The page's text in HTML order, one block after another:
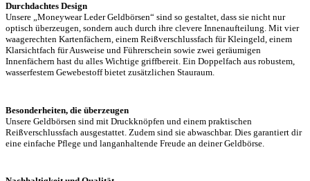
Durchdachtes Design
Unsere „Moneywear Leder Geldbörsen“ sind so gestaltet, dass sie nicht nur
optisch überzeugen, sondern auch durch ihre clevere Innenaufteilung. Mit vier
waagerechten Kartenfächern, einem Reißverschlussfach für Kleingeld, einem
Klarsichtfach für Ausweise und Führerschein sowie zwei geräumigen
Innenfächern hast du alles Wichtige griffbereit. Ein Doppelfach aus robustem,
wasserfestem Gewebestoff bietet zusätzlichen Stauraum.
Besonderheiten, die überzeugen
Unsere Geldbörsen sind mit Druckknöpfen und einem praktischen
Reißverschlussfach ausgestattet. Zudem sind sie abwaschbar. Dies garantiert dir
eine einfache Pflege und langanhaltende Freude an deiner Geldbörse.